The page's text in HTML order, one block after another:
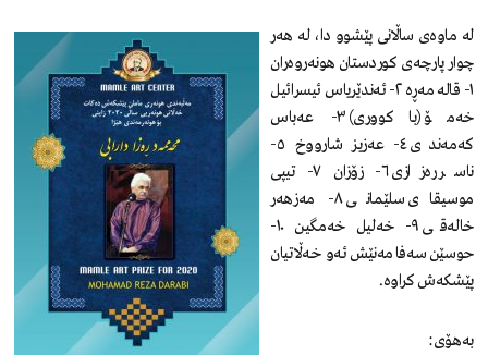
لە ماوەی ساڵانی پێشوو دا، لە هەر
چوار پارچەی کوردستان هونەروەران
١- قالە مەڕە ٢- ئەندێریاس ئیسرائیل
خەمۆ (باکووری) ٣- عەباس
کەمەندی ٤- عەزیز شارووخ ٥-
ناسر رەزازی ٦- زۆزان ٧- تیپی
موسیقای سلێمانی ٨- مەزهەر
خالەقی ٩- خەلیل خەمگین ١٠-
حوسێن سەفامەنێش ئەو خەڵاتیان
پێشکەش کراوە.
بەهۆی: